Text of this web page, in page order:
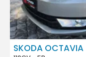
SKODA OCTAVIA